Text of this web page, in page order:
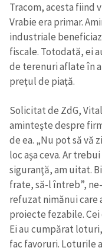
Tracom, acesta fiind
Vrabie era primar.
industriale
fiscale. Totodată, ei
de terenuri aflate în
preţul de piaţă.
Solicitat de ZdG,
aminteşte despre
de ea. „Nu pot să vă
loc aşa ceva. Ar
siguranţă, am uitat.
frate, să-l întreb”,
refuzat nimănui care
proiecte fezabile.
Ei au cumpărat
fac favoruri. Loturile